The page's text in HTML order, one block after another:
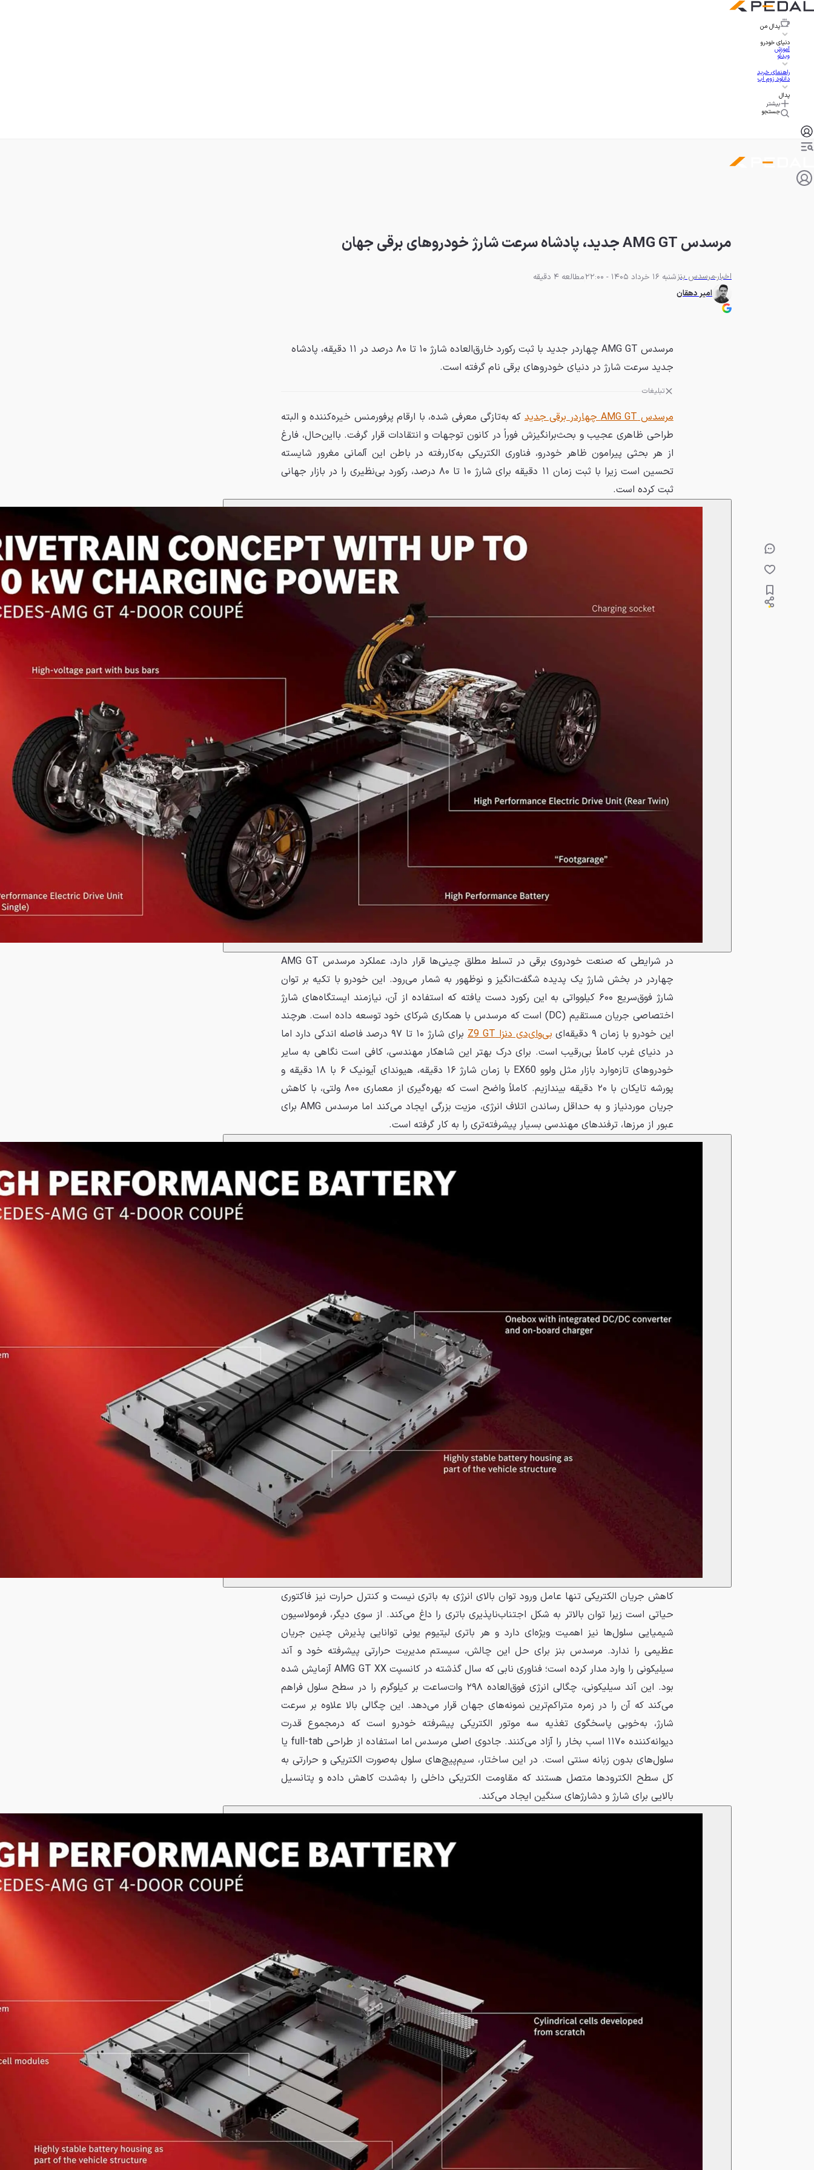
پدال من
دنیای خودرو
آموزش
ویدئو
راهنمای خرید
دانلود زوم اپ
پدال
بیشتر
جستجو
مرسدس AMG GT جدید، پادشاه سرعت شارژ خودروهای برقی جهان
اخبارمرسدس بنزشنبه 16 خرداد 1405 - 22:00
مطالعه 4 دقیقه
امیر دهقان
مرسدس AMG GT چهاردر جدید با ثبت رکورد خارق‌العاده شارژ ۱۰ تا ۸۰ درصد در ۱۱ دقیقه، پادشاه
جدید سرعت شارژ در دنیای خودروهای برقی نام گرفته است.
تبلیغات
مرسدس AMG GT چهاردر برقی جدید
که به‌تازگی معرفی شده، با ارقام پرفورمنس خیره‌کننده و البته
طراحی ظاهری عجیب و بحث‌برانگیزش فوراً در کانون توجهات و انتقادات قرار گرفت. بااین‌حال، فارغ
از هر بحثی پیرامون ظاهر خودرو، فناوری الکتریکی به‌کاررفته در باطن این آلمانی مغرور شایسته
تحسین است زیرا با ثبت زمان ۱۱ دقیقه برای شارژ ۱۰ تا ۸۰ درصد، رکورد بی‌نظیری را در بازار جهانی
ثبت کرده است.
در شرایطی که صنعت خودروی برقی در تسلط مطلق چینی‌ها قرار دارد، عملکرد مرسدس AMG GT
چهاردر در بخش شارژ یک پدیده شگفت‌انگیز و نوظهور به شمار می‌رود. این خودرو با تکیه بر توان
شارژ فوق‌سریع ۶۰۰ کیلوواتی به این رکورد دست یافته که استفاده از آن، نیازمند ایستگاه‌های شارژ
اختصاصی جریان مستقیم (DC) است که مرسدس با همکاری شرکای خود توسعه داده است. هرچند
این خودرو با زمان ۹ دقیقه‌ای
بی‌وای‌دی دنزا Z9 GT
برای شارژ ۱۰ تا ۹۷ درصد فاصله اندکی دارد اما
در دنیای غرب کاملاً بی‌رقیب است. برای درک بهتر این شاهکار مهندسی، کافی است نگاهی به سایر
خودروهای تازه‌وارد بازار مثل ولوو EX60 با زمان شارژ ۱۶ دقیقه، هیوندای آیونیک ۶ با ۱۸ دقیقه و
پورشه تایکان با ۲۰ دقیقه بیندازیم. کاملاً واضح است که بهره‌گیری از معماری ۸۰۰ ولتی، با کاهش
جریان موردنیاز و به حداقل رساندن اتلاف انرژی، مزیت بزرگی ایجاد می‌کند اما مرسدس AMG برای
عبور از مرزها، ترفندهای مهندسی بسیار پیشرفته‌تری را به کار گرفته است.
کاهش جریان الکتریکی تنها عامل ورود توان بالای انرژی به باتری نیست و کنترل حرارت نیز فاکتوری
حیاتی است زیرا توان بالاتر به شکل اجتناب‌ناپذیری باتری را داغ می‌کند. از سوی دیگر، فرمولاسیون
شیمیایی سلول‌ها نیز اهمیت ویژه‌ای دارد و هر باتری لیتیوم یونی توانایی پذیرش چنین جریان
عظیمی را ندارد. مرسدس بنز برای حل این چالش، سیستم مدیریت حرارتی پیشرفته خود و آند
سیلیکونی را وارد مدار کرده است؛ فناوری نابی که سال گذشته در کانسپت AMG GT XX آزمایش شده
بود. این آند سیلیکونی، چگالی انرژی فوق‌العاده ۲۹۸ وات‌ساعت بر کیلوگرم را در سطح سلول فراهم
می‌کند که آن را در زمره متراکم‌ترین نمونه‌های جهان قرار می‌دهد. این چگالی بالا علاوه بر سرعت
شارژ، به‌خوبی پاسخگوی تغذیه سه موتور الکتریکی پیشرفته خودرو است که درمجموع قدرت
دیوانه‌کننده ۱۱۷۰ اسب بخار را آزاد می‌کنند. جادوی اصلی مرسدس اما استفاده از طراحی full-tab یا
سلول‌های بدون زبانه سنتی است. در این ساختار، سیم‌پیچ‌های سلول به‌صورت الکتریکی و حرارتی به
کل سطح الکترودها متصل هستند که مقاومت الکتریکی داخلی را به‌شدت کاهش داده و پتانسیل
بالایی برای شارژ و دشارژهای سنگین ایجاد می‌کند.